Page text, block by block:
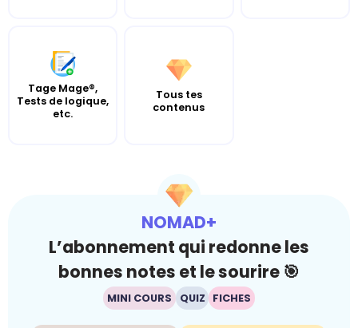
Tage Mage®,
Tests de logique,
etc.
Tous tes
contenus
NOMAD+
L’abonnement qui redonne les
bonnes notes et le sourire 🎯
MINI COURS QUIZ FICHES